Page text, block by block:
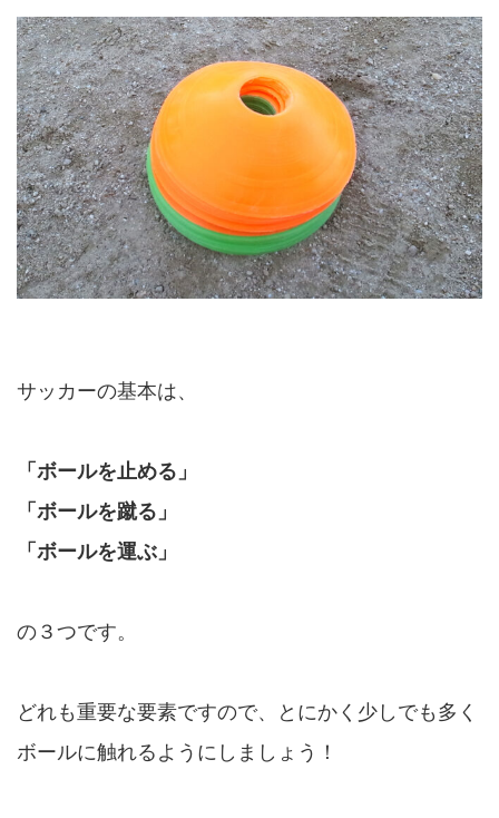
サッカーの基本は、
「ボールを止める」
「ボールを蹴る」
「ボールを運ぶ」
の３つです。
どれも重要な要素ですので、とにかく少しでも多く
ボールに触れるようにしましょう！